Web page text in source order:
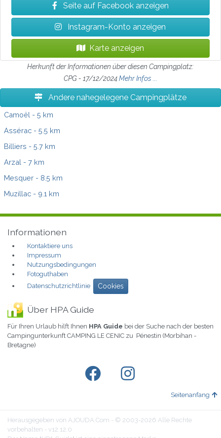
Seite auf Facebook anzeigen
Instagram-Konto anzeigen
Karte anzeigen
Herkunft der Informationen über diesen Campingplatz:
CPG - 17/12/2024Mehr Infos ...
Andere nahegelegene Campingplätze
Camoël - 5 km
Assérac - 5.5 km
Billiers - 5.7 km
Arzal - 7 km
Mesquer - 8.5 km
Muzillac - 9.1 km
Informationen
Kontaktiere uns
Impressum
Nutzungsbedingungen
Fotoguthaben
Datenschutzrichtlinie
Cookies
Über HPA Guide
Für Ihren Urlaub hilft Ihnen HPA Guide bei der Suche nach der besten
Campingunterkunft CAMPING LE CENIC zu Pénestin (Morbihan -
Bretagne)
Seitenanfang
Herausgegeben von AJOUDA.Com - © 2003-2026 Alle Rechte
vorbehalten - v12.12.0